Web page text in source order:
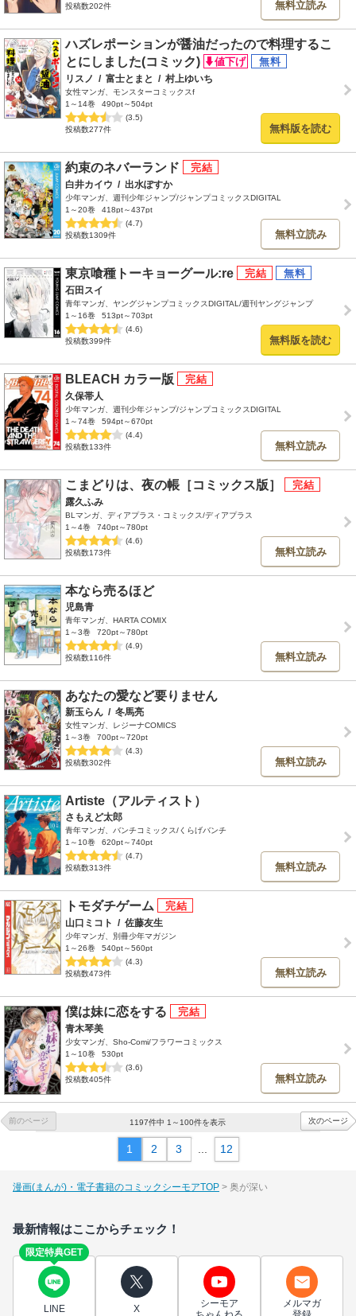
投稿数202件
無料立読み
ハズレポーションが醤油だったので料理するこ
とにしました(コミック)
リスノ / 富士とまと / 村上ゆいち
女性マンガ、モンスターコミックスf
1～14巻
490pt～504pt
(3.5)
投稿数277件
無料版を読む
約束のネバーランド
白井カイウ / 出水ぽすか
少年マンガ、週刊少年ジャンプ/ジャンプコミックスDIGITAL
1～20巻
418pt～437pt
(4.7)
投稿数1309件
無料立読み
東京喰種トーキョーグール:re
石田スイ
青年マンガ、ヤングジャンプコミックスDIGITAL/週刊ヤングジャンプ
1～16巻
513pt～703pt
(4.6)
投稿数399件
無料版を読む
BLEACH カラー版
久保帯人
少年マンガ、週刊少年ジャンプ/ジャンプコミックスDIGITAL
1～74巻
594pt～670pt
(4.4)
投稿数133件
無料立読み
こまどりは、夜の帳［コミックス版］
露久ふみ
BLマンガ、ディアプラス・コミックス/ディアプラス
1～4巻
740pt～780pt
(4.6)
投稿数173件
無料立読み
本なら売るほど
児島青
青年マンガ、HARTA COMIX
1～3巻
720pt～780pt
(4.9)
投稿数116件
無料立読み
あなたの愛など要りません
新玉らん / 冬馬亮
女性マンガ、レジーナCOMICS
1～3巻
700pt～720pt
(4.3)
投稿数302件
無料立読み
Artiste（アルティスト）
さもえど太郎
青年マンガ、バンチコミックス/くらげバンチ
1～10巻
620pt～740pt
(4.7)
投稿数313件
無料立読み
トモダチゲーム
山口ミコト / 佐藤友生
少年マンガ、別冊少年マガジン
1～26巻
540pt～560pt
(4.3)
投稿数473件
無料立読み
僕は妹に恋をする
青木琴美
少女マンガ、Sho-Comi/フラワーコミックス
1～10巻
530pt
(3.6)
投稿数405件
無料立読み
前のページ 1197件中 1～100件を表示 次のページ
1 2 3 12
漫画(まんが)・電子書籍のコミックシーモアTOP 奥が深い
最新情報はここからチェック！
限定特典GET
LINE X
シーモア
メルマガ